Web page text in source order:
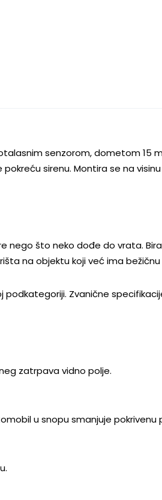
senzorom, dometom 15
sirenu. Montira se na
nego što neko dođe do vrata.
na objektu koji već ima bežičnu
podkategoriji. Zvanične
zatrpava vidno polje.
u snopu smanjuje pokrivenu